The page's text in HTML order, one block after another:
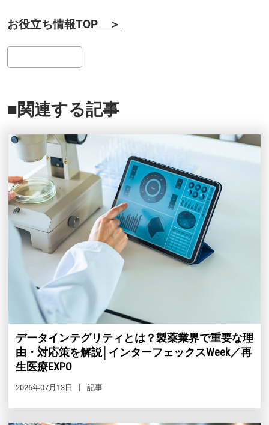
お役立ち情報TOP ＞
■関連する記事
データインテグリティとは？製薬業界で重要な理
由・対応策を解説│インターフェックスWeek／再
生医療EXPO
2026年07月13日 記事